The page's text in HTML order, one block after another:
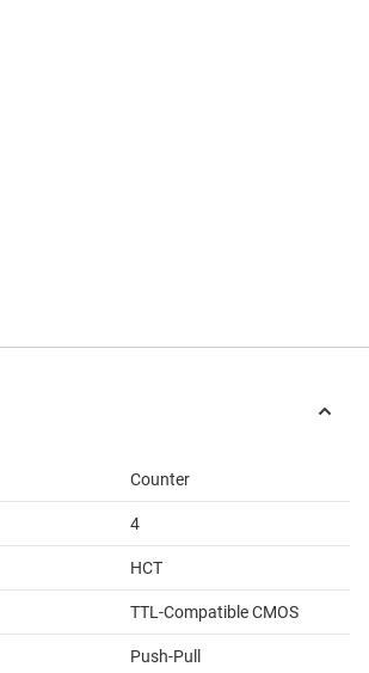
Counter
4
HCT
TTL-Compatible CMOS
Push-Pull